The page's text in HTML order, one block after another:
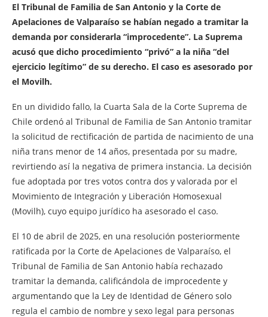
El Tribunal de Familia de San Antonio y la Corte de
Apelaciones de Valparaíso se habían negado a tramitar la
demanda por considerarla “improcedente”. La Suprema
acusó que dicho procedimiento “privó” a la niña “del
ejercicio legítimo” de su derecho. El caso es asesorado por
el Movilh.
En un dividido fallo, la Cuarta Sala de la Corte Suprema de
Chile ordenó al Tribunal de Familia de San Antonio tramitar
la solicitud de rectificación de partida de nacimiento de una
niña trans menor de 14 años, presentada por su madre,
revirtiendo así la negativa de primera instancia. La decisión
fue adoptada por tres votos contra dos y valorada por el
Movimiento de Integración y Liberación Homosexual
(Movilh), cuyo equipo jurídico ha asesorado el caso.
El 10 de abril de 2025, en una resolución posteriormente
ratificada por la Corte de Apelaciones de Valparaíso, el
Tribunal de Familia de San Antonio había rechazado
tramitar la demanda, calificándola de improcedente y
argumentando que la Ley de Identidad de Género solo
regula el cambio de nombre y sexo legal para personas